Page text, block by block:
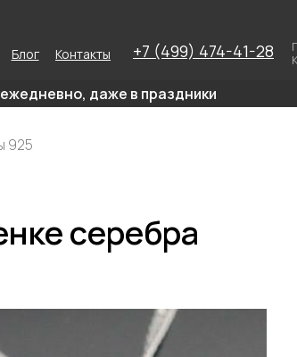
Блог Контакты +7 (499) 474-41-28
даже в праздники
925
серебра